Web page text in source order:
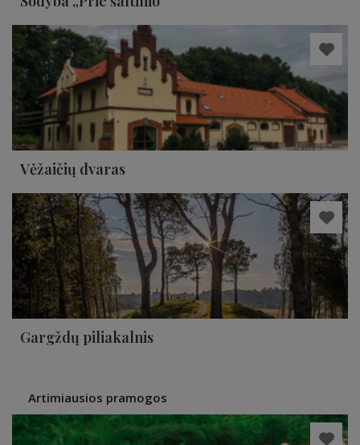
Vėžaičių dvaras
Gargždų piliakalnis
Artimiausios pramogos